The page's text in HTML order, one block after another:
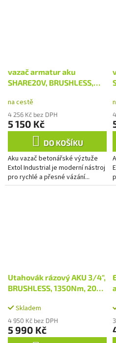
vazač armatur aku
SHARE20V, BRUSHLESS,
na cestě
4 256 Kč bez DPH
5 150 Kč
DO KOŠÍKU
Aku vazač betonářské výztuže
Extol Industrial je moderní nástroj
pro rychlé a přesné vázání...
Utahovák rázový AKU 3/4",
BRUSHLESS, 1350Nm, 20V
baterie a nabíječky
Skladem
4 950 Kč bez DPH
5 990 Kč